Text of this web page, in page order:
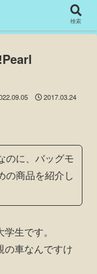
2017.03.24
のに、バッグモ
の商品を紹介し
生です。
の車なんですけ
検索